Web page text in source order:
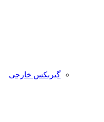
گیربکس خارجی